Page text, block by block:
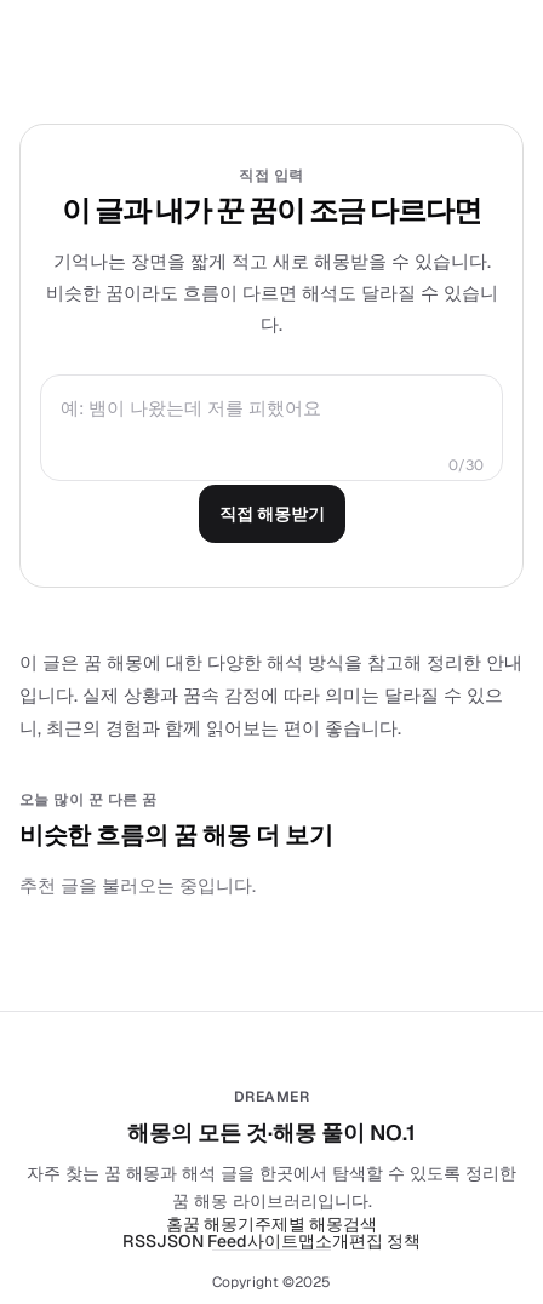
직접 입력
이 글과 내가 꾼 꿈이 조금 다르다면
기억나는 장면을 짧게 적고 새로 해몽받을 수 있습니다.
비슷한 꿈이라도 흐름이 다르면 해석도 달라질 수 있습니
다.
0/30
직접 해몽받기
이 글은 꿈 해몽에 대한 다양한 해석 방식을 참고해 정리한 안내
입니다. 실제 상황과 꿈속 감정에 따라 의미는 달라질 수 있으
니, 최근의 경험과 함께 읽어보는 편이 좋습니다.
오늘 많이 꾼 다른 꿈
비슷한 흐름의 꿈 해몽 더 보기
추천 글을 불러오는 중입니다.
DREAMER
해몽의 모든 것·해몽 풀이 NO.1
자주 찾는 꿈 해몽과 해석 글을 한곳에서 탐색할 수 있도록 정리한
꿈 해몽 라이브러리입니다.
홈꿈 해몽기주제별 해몽검색
RSSJSON Feed사이트맵소개편집 정책
Copyright ©2025